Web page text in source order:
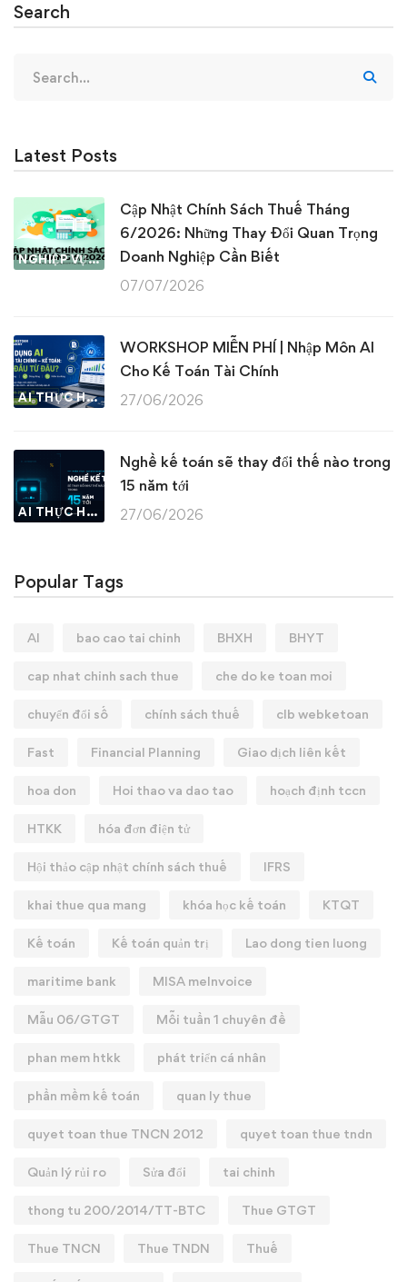
Search
for:
Latest Posts
NGHIỆP VỤ KẾ TOÁN & THUẾ
Cập Nhật Chính Sách Thuế Tháng
6/2026: Những Thay Đổi Quan Trọng
Doanh Nghiệp Cần Biết
07/07/2026
AI THỰC HÀNH
WORKSHOP MIỄN PHÍ | Nhập Môn AI
Cho Kế Toán Tài Chính
27/06/2026
AI THỰC HÀNH
Nghề kế toán sẽ thay đổi thế nào trong
15 năm tới
27/06/2026
Popular Tags
AI bao cao tai chinh BHXH BHYT
cap nhat chinh sach thue che do ke toan moi
chuyển đổi số chính sách thuế clb webketoan
Fast Financial Planning Giao dịch liên kết
hoa don Hoi thao va dao tao hoạch định tccn
HTKK hóa đơn điện tử
Hội thảo cập nhật chính sách thuế IFRS
khai thue qua mang khóa học kế toán KTQT
Kế toán Kế toán quản trị Lao dong tien luong
maritime bank MISA meInvoice
Mẫu 06/GTGT Mỗi tuần 1 chuyên đề
phan mem htkk phát triển cá nhân
phần mềm kế toán quan ly thue
quyet toan thue TNCN 2012 quyet toan thue tndn
Quản lý rủi ro Sửa đổi tai chinh
thong tu 200/2014/TT-BTC Thue GTGT
Thue TNCN Thue TNDN Thuế